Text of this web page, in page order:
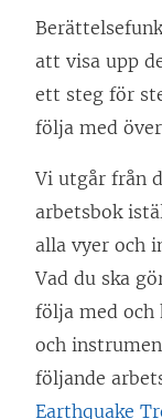
att visa upp
ett steg för
följa med
Vi utgår från
arbetsbok
alla vyer och
Vad du ska
följa med och
och
följande
Earthquake